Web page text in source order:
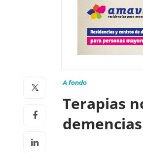
A fondo
Terapias
demencias